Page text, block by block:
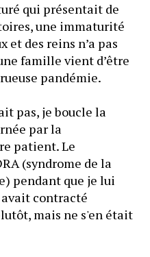
qui présentait de
une immaturité
et des reins n’a pas
famille vient d’être
pandémie.
pas, je boucle la
par la
patient. Le
(syndrome de la
pendant que je lui
contracté
mais ne s'en était